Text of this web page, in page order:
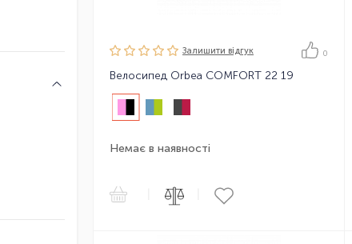
Залишити вiдгук 0
Велосипед Orbea COMFORT 22 19
Немає в наявності